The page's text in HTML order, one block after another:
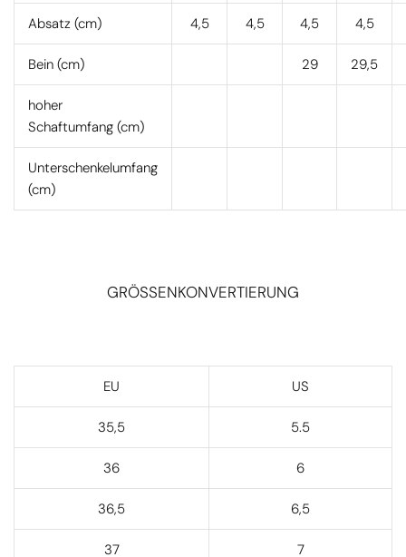
Absatz (cm) 4,5 4,5 4,5 4,5
Bein (cm) 29 29,5
hoher
Schaftumfang (cm)
Unterschenkelumfang
(cm)
GRÖSSENKONVERTIERUNG
EU US
35,5 5.5
36 6
36,5 6,5
37 7